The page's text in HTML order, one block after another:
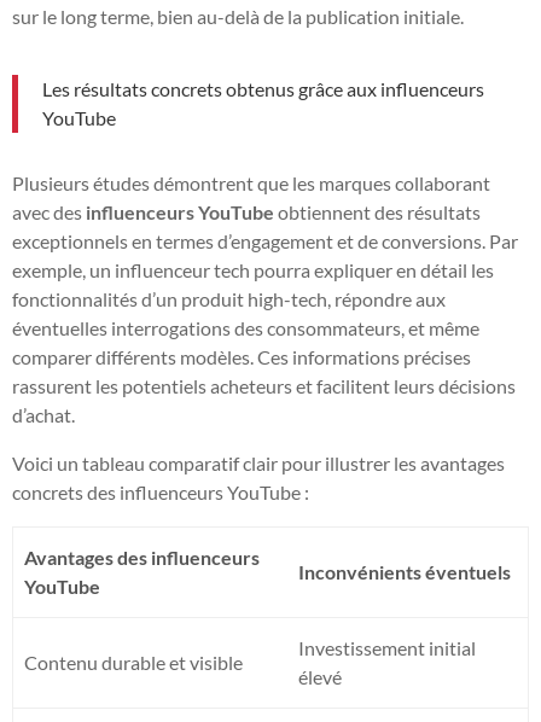
sur le long terme, bien au-delà de la publication initiale.
Les résultats concrets obtenus grâce aux influenceurs
YouTube
Plusieurs études démontrent que les marques collaborant
avec des influenceurs YouTube obtiennent des résultats
exceptionnels en termes d’engagement et de conversions. Par
exemple, un influenceur tech pourra expliquer en détail les
fonctionnalités d’un produit high-tech, répondre aux
éventuelles interrogations des consommateurs, et même
comparer différents modèles. Ces informations précises
rassurent les potentiels acheteurs et facilitent leurs décisions
d’achat.
Voici un tableau comparatif clair pour illustrer les avantages
concrets des influenceurs YouTube :
Avantages des influenceurs
YouTube
Inconvénients éventuels
Contenu durable et visible
Investissement initial
élevé